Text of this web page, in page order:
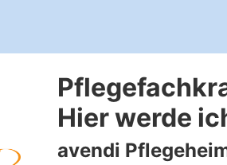
Hier werde
avendi